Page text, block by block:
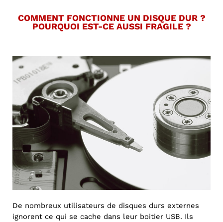
COMMENT FONCTIONNE UN DISQUE DUR ?
POURQUOI EST-CE AUSSI FRAGILE ?
De nombreux utilisateurs de disques durs externes
ignorent ce qui se cache dans leur boitier USB. Ils